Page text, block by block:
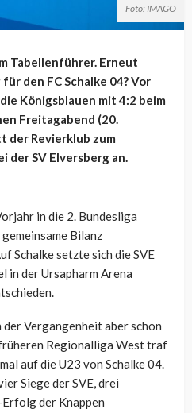
Foto: IMAGO
Tabellenführer. Erneut
den FC Schalke 04? Vor
Königsblauen mit 4:2 beim
Freitagabend (20.
der Revierklub zum
der SV Elversberg an.
in die 2. Bundesliga
Bilanz
Schalke setzte sich die SVE
in der Ursapharm Arena
der Vergangenheit aber schon
Regionalliga West traf
auf die U23 von Schalke 04.
Siege der SVE, drei
der Knappen